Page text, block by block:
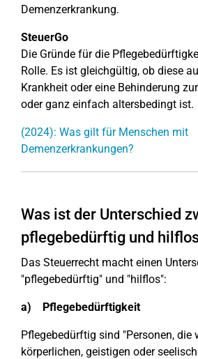
Demenzerkrankung.
SteuerGo
Die Gründe für die
Rolle. Es ist gleichgültig, ob diese
Krankheit oder eine Behinderung
oder ganz einfach altersbedingt ist.
(2024): Was gilt für Menschen mit
Demenzerkrankungen?
Was ist der Unterschied
pflegebedürftig und
Das Steuerrecht macht einen
"pflegebedürftig" und "hilflos":
a) Pflegebedürftigkeit
Pflegebedürftig sind "Personen, die
körperlichen, geistigen oder